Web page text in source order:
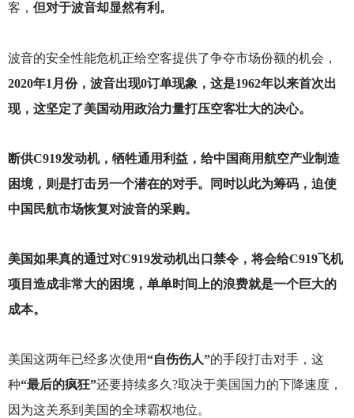
客， 但对于波音却显然有利。
波音的安全性能危机正给空客提供了争夺市场份额的机会，
2020年1月份，波音出现0订单现象，这是1962年以来首次出
现，这坚定了美国动用政治力量打压空客壮大的决心。
断供C919发动机，牺牲通用利益，给中国商用航空产业制造
困境，则是打击另一个潜在的对手。同时以此为筹码，迫使
中国民航市场恢复对波音的采购。
美国如果真的通过对C919发动机出口禁令，将会给C919飞机
项目造成非常大的困境，单单时间上的浪费就是一个巨大的
成本。
美国这两年已经多次使用“自伤伤人”的手段打击对手，这
种“最后的疯狂”还要持续多久?取决于美国国力的下降速度，
因为这关系到美国的全球霸权地位。